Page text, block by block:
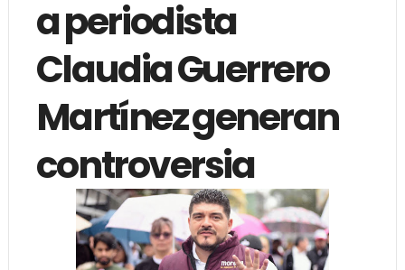
a periodista
Claudia Guerrero
Martínez generan
controversia